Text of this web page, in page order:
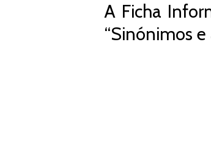
A Ficha
“Sinónimos